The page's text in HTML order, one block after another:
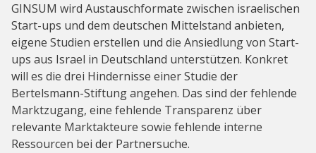
GINSUM wird Austauschformate zwischen israelischen
Start-ups und dem deutschen Mittelstand anbieten,
eigene Studien erstellen und die Ansiedlung von Start-
ups aus Israel in Deutschland unterstützen. Konkret
will es die drei Hindernisse einer Studie der
Bertelsmann-Stiftung angehen. Das sind der fehlende
Marktzugang, eine fehlende Transparenz über
relevante Marktakteure sowie fehlende interne
Ressourcen bei der Partnersuche.